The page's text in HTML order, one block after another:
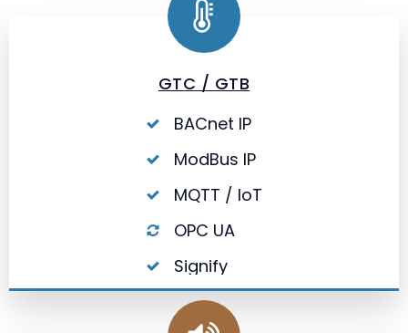
GTC / GTB
BACnet IP
ModBus IP
MQTT / IoT
OPC UA
Signify